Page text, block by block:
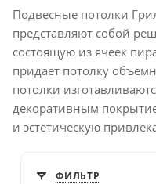
Подвесные потолки
представляют собой
состоящую из ячеек
придает потолку
потолки
декоративным
и эстетическую
ФИЛЬТР